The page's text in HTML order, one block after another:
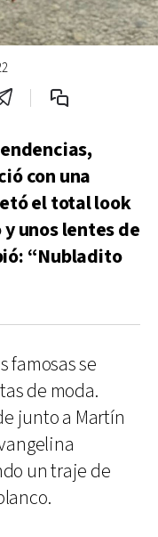
con una
el total look
unos lentes de
“Nubladito
famosas se
de moda.
junto a Martín
un traje de